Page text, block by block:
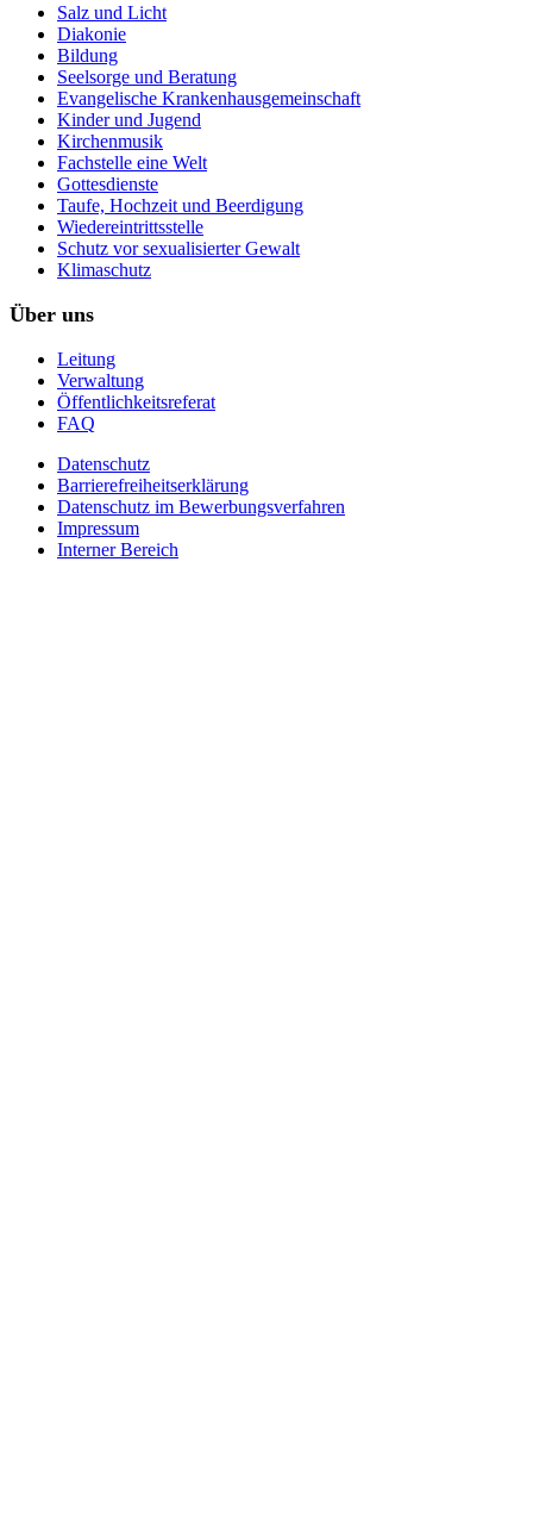
Salz und Licht
Diakonie
Bildung
Seelsorge und Beratung
Evangelische Krankenhausgemeinschaft
Kinder und Jugend
Kirchenmusik
Fachstelle eine Welt
Gottesdienste
Taufe, Hochzeit und Beerdigung
Wiedereintrittsstelle
Schutz vor sexualisierter Gewalt
Klimaschutz
Über uns
Leitung
Verwaltung
Öffentlichkeitsreferat
FAQ
Datenschutz
Barrierefreiheitserklärung
Datenschutz im Bewerbungsverfahren
Impressum
Interner Bereich